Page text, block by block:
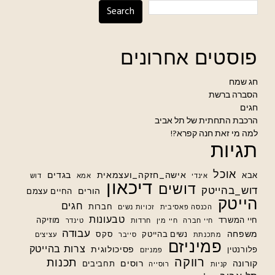
Search
פוסטים אחרונים
חג שמח
הסברה ברשת
חגים
הרכבת התחתית של תל אביב
למה מי זאת חנה קפרא?!
תגיות
אבא אוכל אינדי אישה_חזקה_ועצמאית אמא בגדים דוש
דוש_בהייטק דושים דיכאון הורים החיים עצמם הייטק הכנסה פאסיבית זכויות נשים חברות חגים
חיי המשרד חיי חברה חיי מין חרדות טבעונות טינדר מוזיקה
משפחה מתכנתת נשים בהייטק סייבר סקס עבודה עציצים
פלורנטין פמיניזם פמניזם פסיכולוגית צרות בהייטק
קורונה קניות רווקה רוסייה רוסים תחביבים תכנות